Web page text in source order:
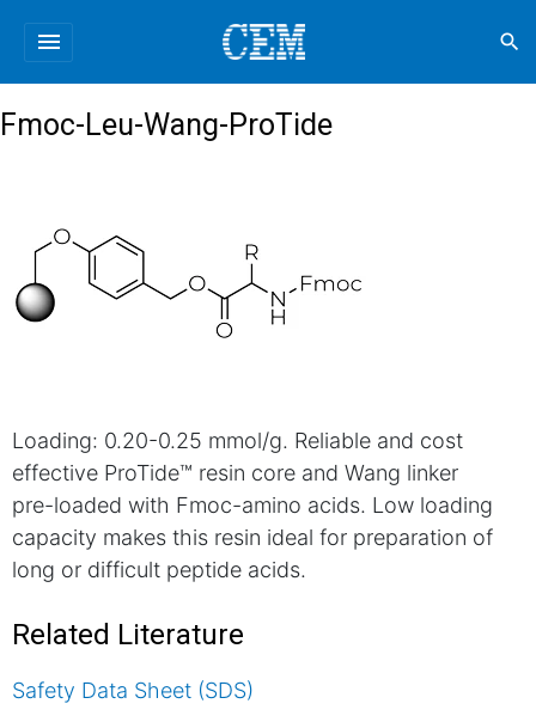
menu search
Fmoc-Leu-Wang-ProTide
Loading: 0.20-0.25 mmol/g. Reliable and cost
effective ProTide™ resin core and Wang linker
pre-loaded with Fmoc-amino acids. Low loading
capacity makes this resin ideal for preparation of
long or difficult peptide acids.
Related Literature
Safety Data Sheet (SDS)